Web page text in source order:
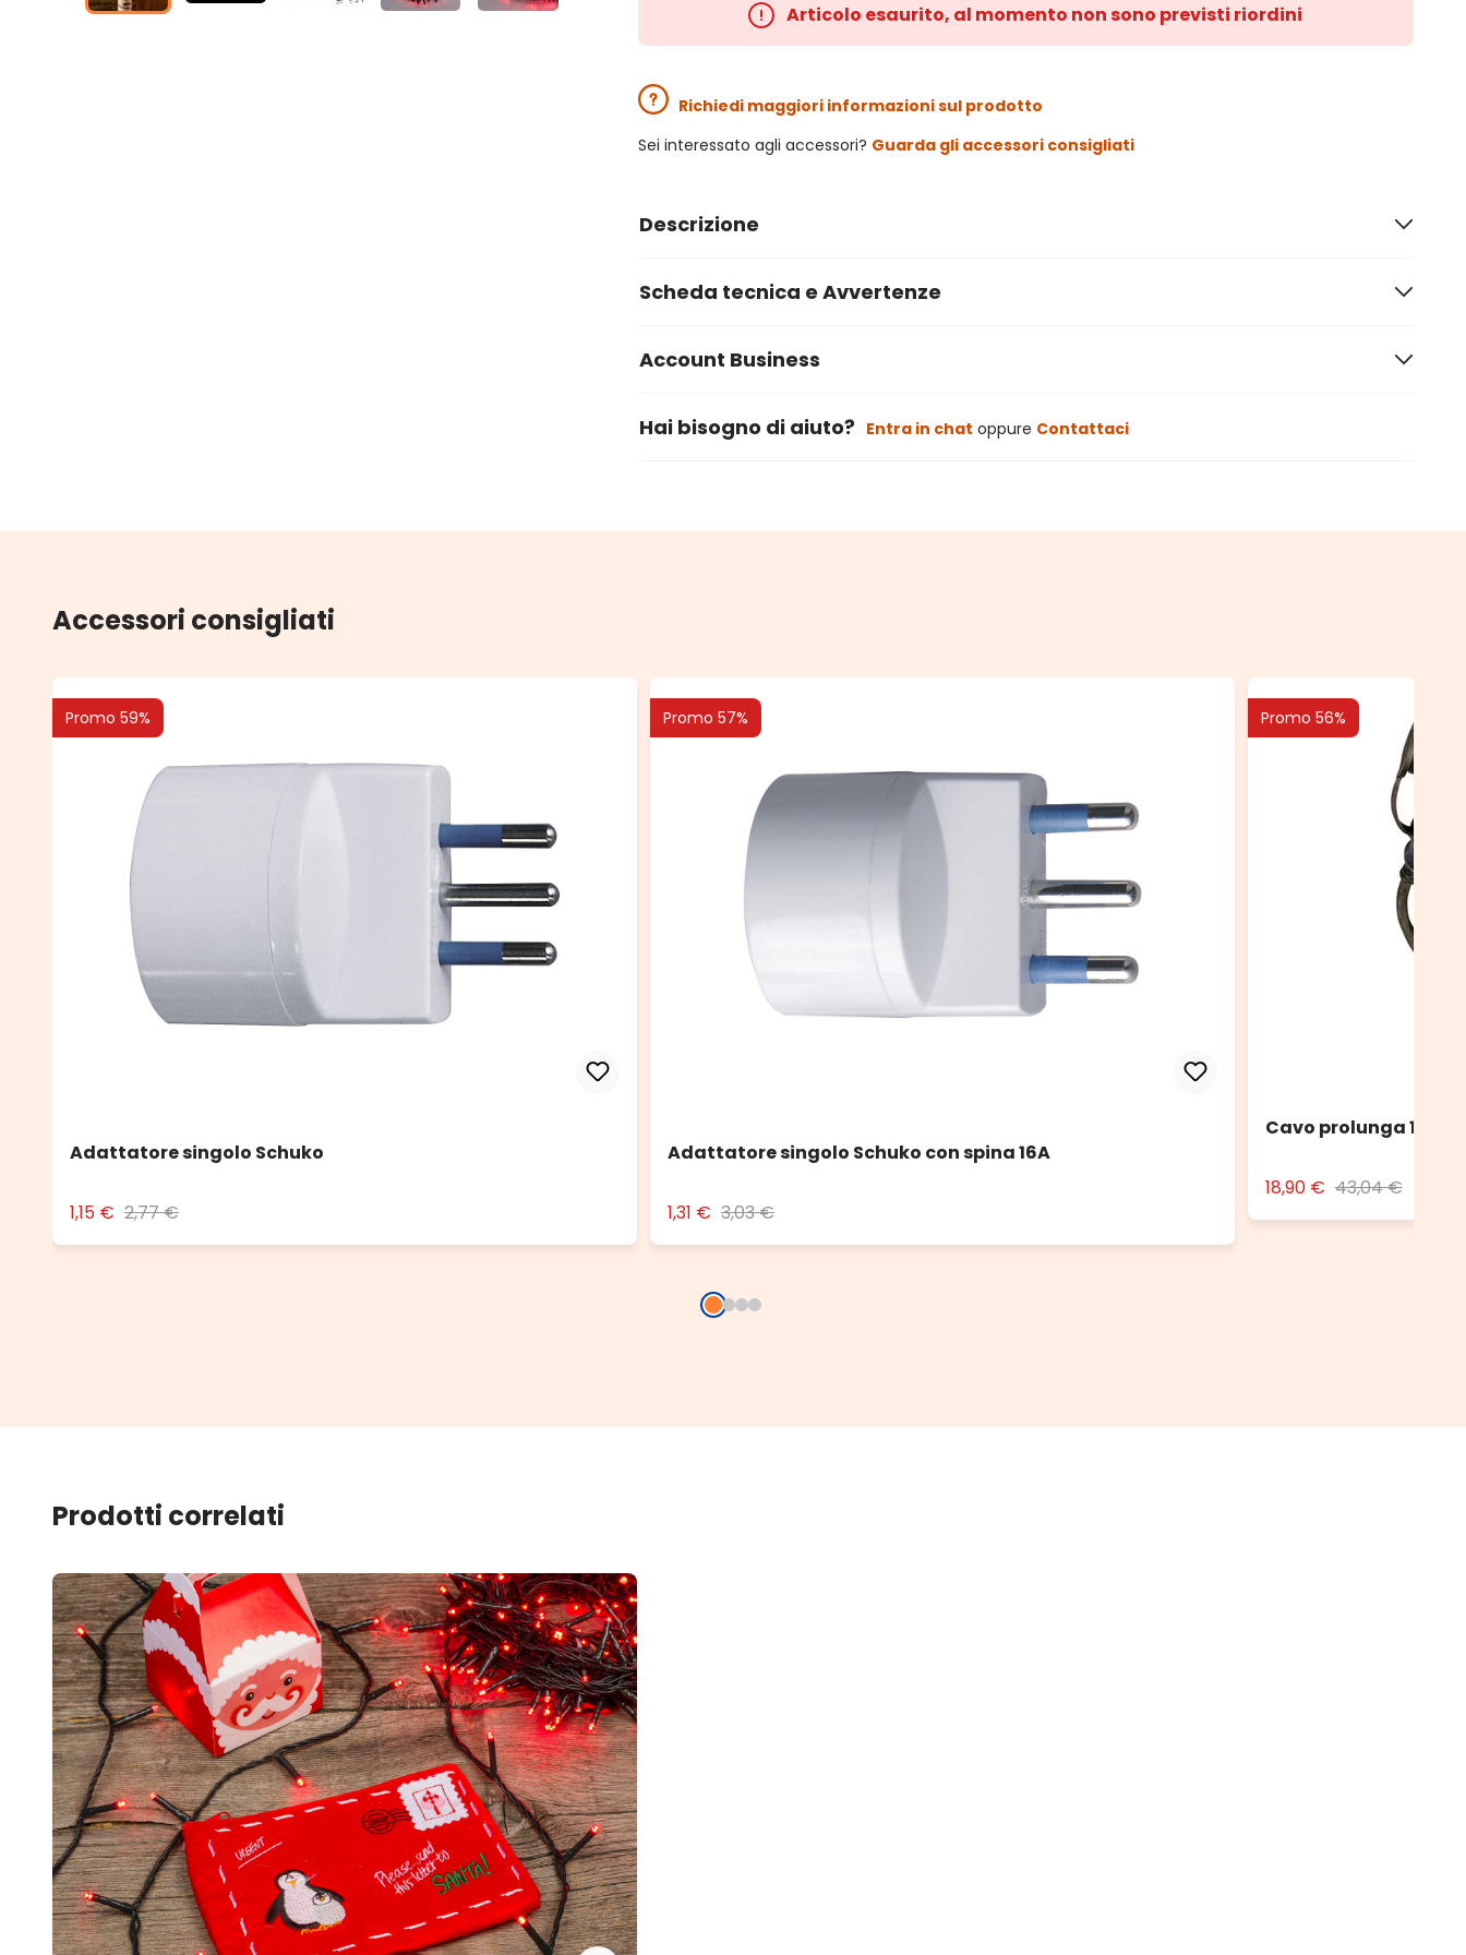
Articolo esaurito, al momento non sono previsti riordini
Richiedi maggiori informazioni sul prodotto
Sei interessato agli accessori? Guarda gli accessori consigliati
Descrizione
Scheda tecnica e Avvertenze
Account Business
Hai bisogno di aiuto? Entra in chat oppure Contattaci
Accessori consigliati
Promo 59%
Adattatore singolo Schuko
1,15 € 2,77 €
Promo 57%
Adattatore singolo Schuko con spina 16A
1,31 € 3,03 €
Promo 56%
Cavo prolunga 10 m
18,90 € 43,04 €
Prodotti correlati